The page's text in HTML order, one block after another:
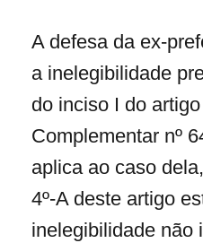
A defesa da ex-
a inelegibilidade
do inciso I do
Complementar nº
aplica ao caso
4º-A deste artigo
inelegibilidade não